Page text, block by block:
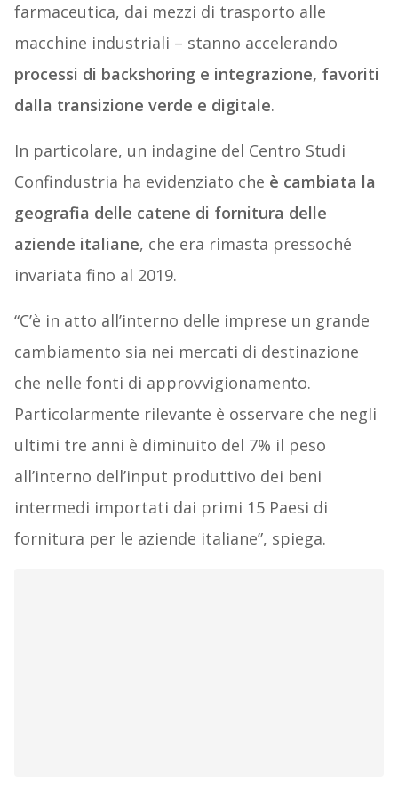
farmaceutica, dai mezzi di trasporto alle
macchine industriali – stanno accelerando
processi di backshoring e integrazione, favoriti
dalla transizione verde e digitale.
In particolare, un indagine del Centro Studi
Confindustria ha evidenziato che è cambiata la
geografia delle catene di fornitura delle
aziende italiane, che era rimasta pressoché
invariata fino al 2019.
“C’è in atto all’interno delle imprese un grande
cambiamento sia nei mercati di destinazione
che nelle fonti di approvvigionamento.
Particolarmente rilevante è osservare che negli
ultimi tre anni è diminuito del 7% il peso
all’interno dell’input produttivo dei beni
intermedi importati dai primi 15 Paesi di
fornitura per le aziende italiane”, spiega.